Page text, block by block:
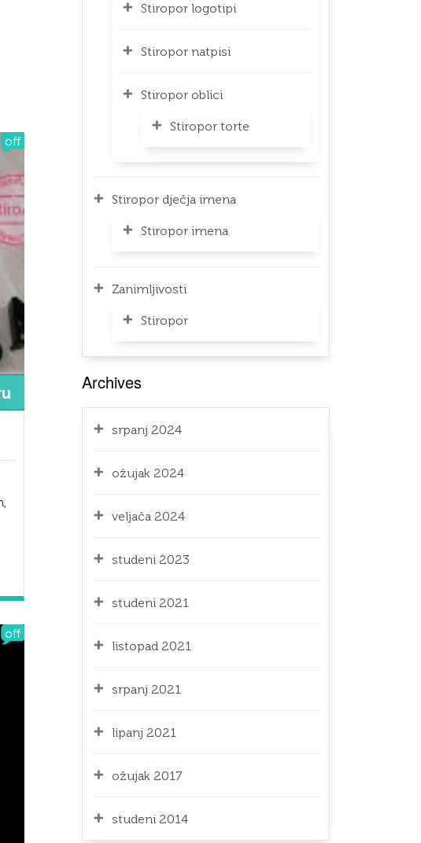
off
off
Stiropor logotipi
Stiropor natpisi
Stiropor oblici
Stiropor torte
Stiropor dječja imena
Stiropor imena
Zanimljivosti
Stiropor
Archives
srpanj 2024
ožujak 2024
veljača 2024
studeni 2023
studeni 2021
listopad 2021
srpanj 2021
lipanj 2021
ožujak 2017
studeni 2014